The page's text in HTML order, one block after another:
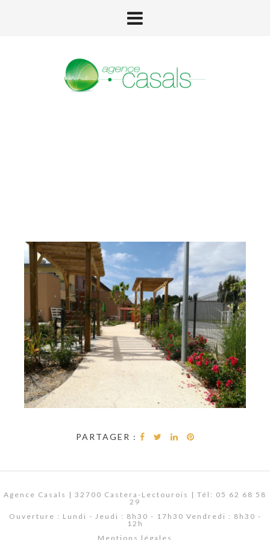
PARTAGER :
Agence Casals | 32700 Castera-Lectourois | Tél: 05 62 68 58
29
Ouverture : Lundi - Jeudi : 8h30 - 17h30 Vendredi : 8h30 -
12h
Mentions légales